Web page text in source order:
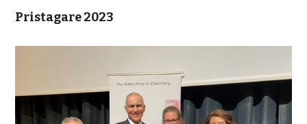
Pristagare 2023